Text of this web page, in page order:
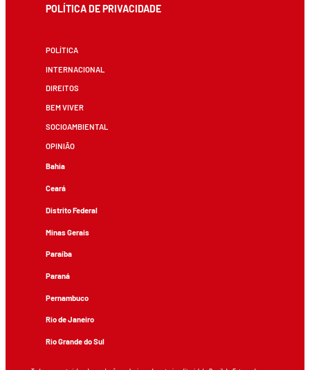
POLÍTICA DE PRIVACIDADE
POLÍTICA
INTERNACIONAL
DIREITOS
BEM VIVER
SOCIOAMBIENTAL
OPINIÃO
Bahia
Ceará
Distrito Federal
Minas Gerais
Paraíba
Paraná
Pernambuco
Rio de Janeiro
Rio Grande do Sul